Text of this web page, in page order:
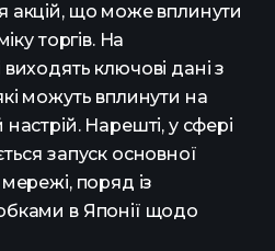
акцій, що може вплинути
торгів. На
ключові дані з
можуть вплинути на
Нарешті, у сфері
запуск основної
поряд із
в Японії щодо